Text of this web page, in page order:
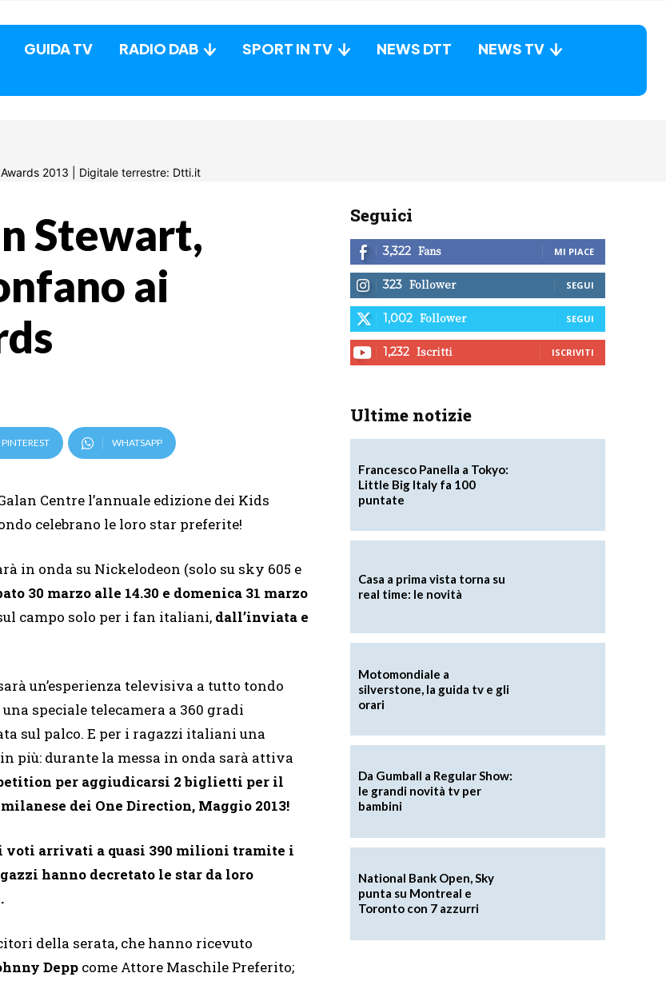
GUIDA TV RADIO DAB SPORT IN TV NEWS DTT
NEWS TV
Stewart,
ai
PINTEREST WHATSAPP
Centre l’annuale edizione dei Kids
celebrano le loro star preferite!
in onda su Nickelodeon (solo su sky 605 e
30 marzo alle 14.30 e domenica 31 marzo
campo solo per i fan italiani, dall’inviata e
un’esperienza televisiva a tutto tondo
speciale telecamera a 360 gradi
sul palco. E per i ragazzi italiani una
più: durante la messa in onda sarà attiva
per aggiudicarsi 2 biglietti per il
dei One Direction, Maggio 2013!
voti arrivati a quasi 390 milioni tramite i
hanno decretato le star da loro
della serata, che hanno ricevuto
Depp come Attore Maschile Preferito;
Seguici
3,322 Fans MI PIACE
323 Follower SEGUI
1,002 Follower SEGUI
1,232 Iscritti ISCRIVITI
Ultime notizie
Francesco Panella a Tokyo:
Little Big Italy fa 100
puntate
Casa a prima vista torna su
real time: le novità
Motomondiale a
silverstone, la guida tv e gli
orari
Da Gumball a Regular Show:
le grandi novità tv per
bambini
National Bank Open, Sky
punta su Montreal e
Toronto con 7 azzurri